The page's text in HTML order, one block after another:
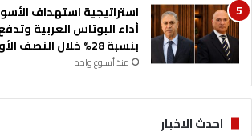
استراتيجية استهداف
أداء البوتاس العربية
بنسبة 28% خلال النصف الأول
منذ أسبوع واحد
احدث الاخبار